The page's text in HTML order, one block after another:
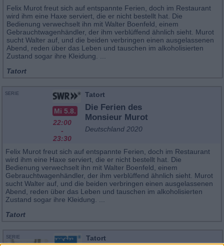
Felix Murot freut sich auf entspannte Ferien, doch im Restaurant
wird ihm eine Haxe serviert, die er nicht bestellt hat. Die
Bedienung verwechselt ihn mit Walter Boenfeld, einem
Gebrauchtwagenhändler, der ihm verblüffend ähnlich sieht. Murot
sucht Walter auf, und die beiden verbringen einen ausgelassenen
Abend, reden über das Leben und tauschen im alkoholisierten
Zustand sogar ihre Kleidung. ...
Tatort
SERIE
Mi 5.8.
22:00
-
23:30
Tatort
Die Ferien des
Monsieur Murot
Deutschland 2020
Felix Murot freut sich auf entspannte Ferien, doch im Restaurant
wird ihm eine Haxe serviert, die er nicht bestellt hat. Die
Bedienung verwechselt ihn mit Walter Boenfeld, einem
Gebrauchtwagenhändler, der ihm verblüffend ähnlich sieht. Murot
sucht Walter auf, und die beiden verbringen einen ausgelassenen
Abend, reden über das Leben und tauschen im alkoholisierten
Zustand sogar ihre Kleidung. ...
Tatort
SERIE Tatort